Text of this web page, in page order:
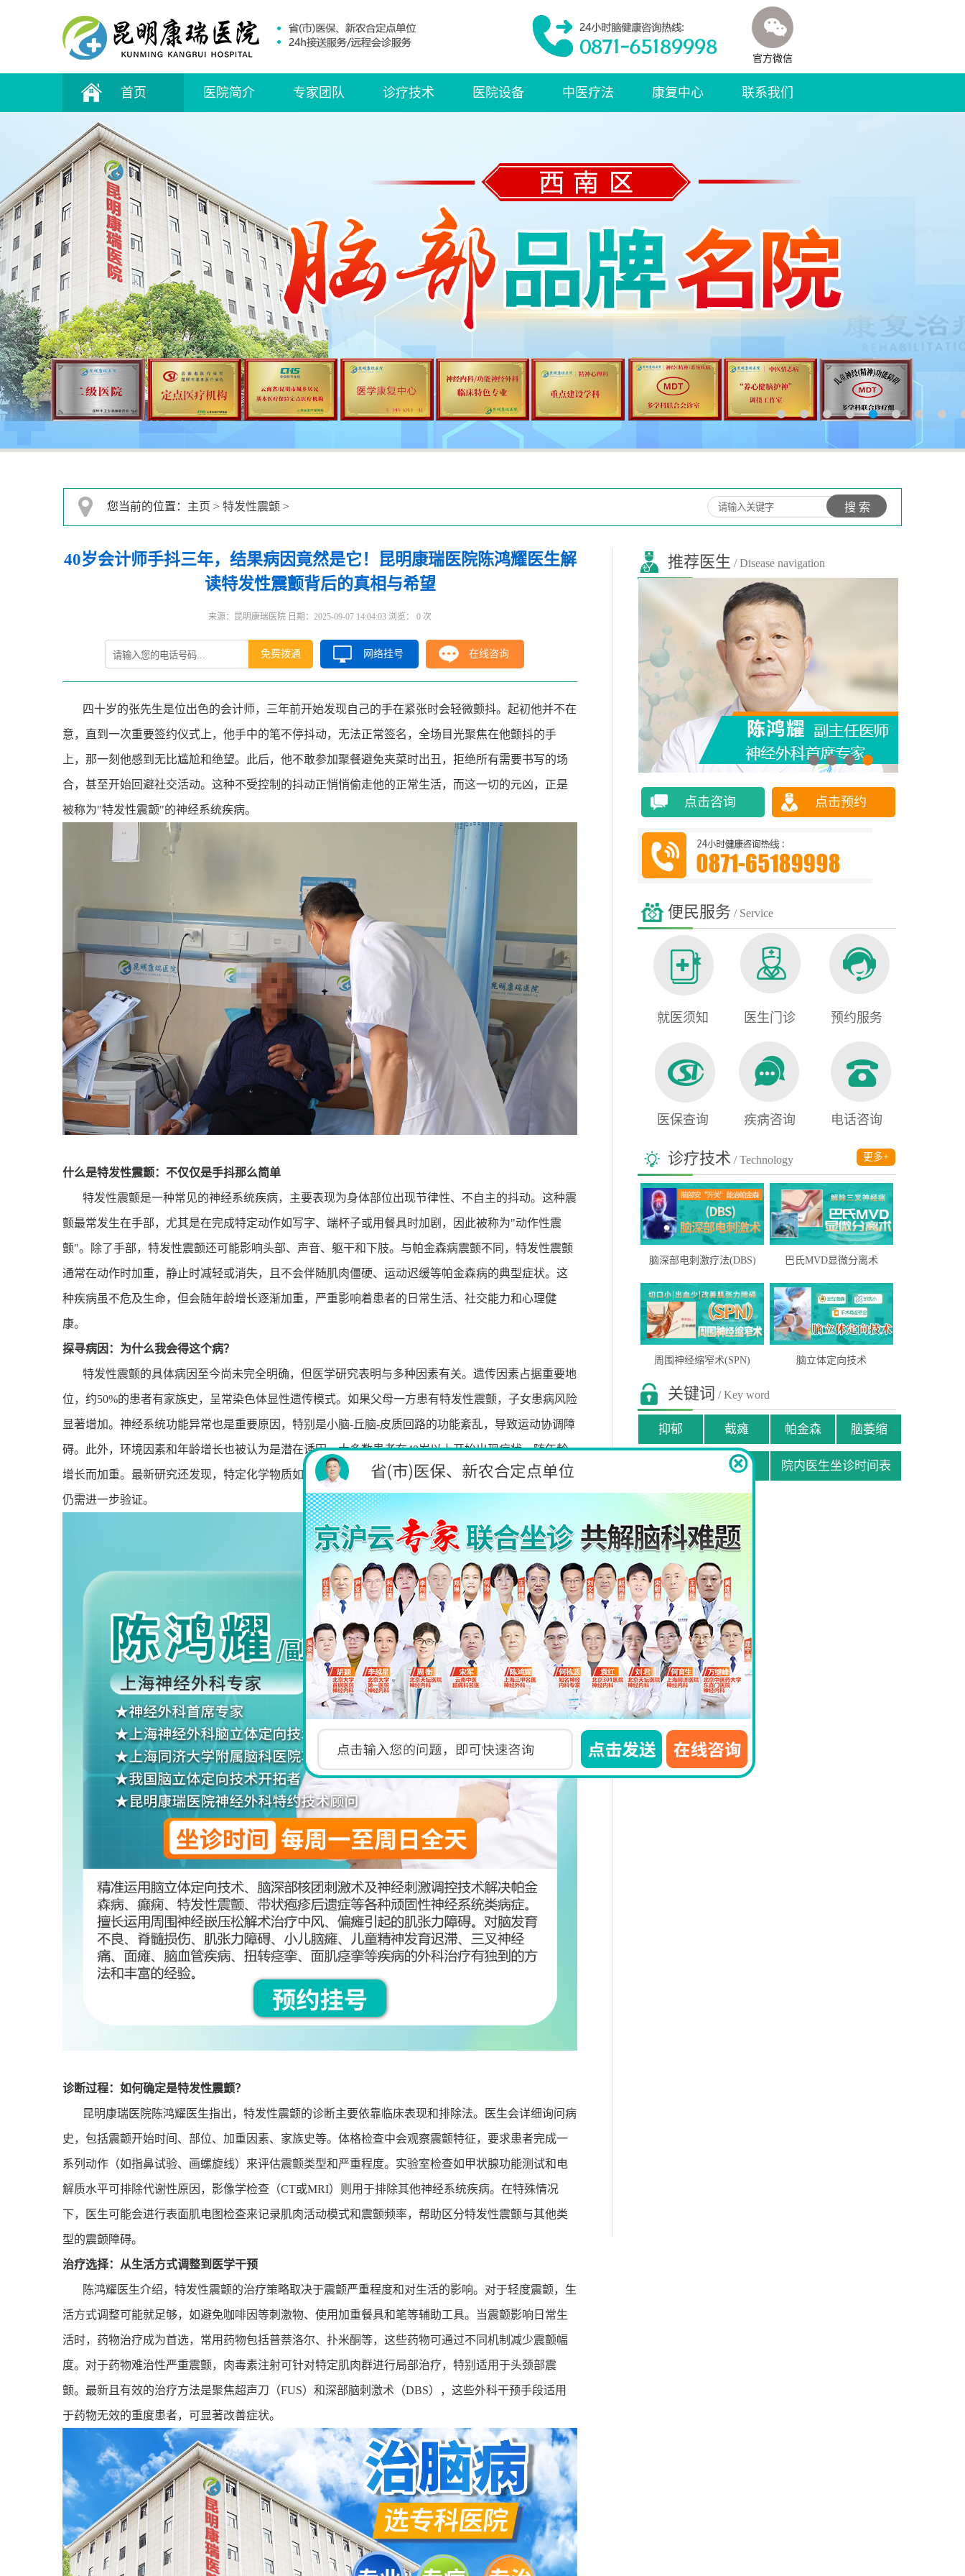
官方微信
首页 医院简介 专家团队 诊疗技术 医院设备 中医疗法 康复中心 联系我们
您当前的位置： 主页 > 特发性震颤 >
40岁会计师手抖三年，结果病因竟然是它！昆明康瑞医院陈鸿耀医生解
读特发性震颤背后的真相与希望
来源：昆明康瑞医院 日期：2025-09-07 14:04:03 浏览： 0 次
免费拨通 网络挂号 在线咨询
四十岁的张先生是位出色的会计师，三年前开始发现自己的手在紧张时会轻微颤抖。起初他并不在
意，直到一次重要签约仪式上，他手中的笔不停抖动，无法正常签名，全场目光聚焦在他颤抖的手
上，那一刻他感到无比尴尬和绝望。此后，他不敢参加聚餐避免夹菜时出丑，拒绝所有需要书写的场
合，甚至开始回避社交活动。这种不受控制的抖动正悄悄偷走他的正常生活，而这一切的元凶，正是
被称为"特发性震颤"的神经系统疾病。
什么是特发性震颤：不仅仅是手抖那么简单
特发性震颤是一种常见的神经系统疾病，主要表现为身体部位出现节律性、不自主的抖动。这种震
颤最常发生在手部，尤其是在完成特定动作如写字、端杯子或用餐具时加剧，因此被称为"动作性震
颤"。除了手部，特发性震颤还可能影响头部、声音、躯干和下肢。与帕金森病震颤不同，特发性震颤
通常在动作时加重，静止时减轻或消失，且不会伴随肌肉僵硬、运动迟缓等帕金森病的典型症状。这
种疾病虽不危及生命，但会随年龄增长逐渐加重，严重影响着患者的日常生活、社交能力和心理健
康。
探寻病因：为什么我会得这个病？
特发性震颤的具体病因至今尚未完全明确，但医学研究表明与多种因素有关。遗传因素占据重要地
位，约50%的患者有家族史，呈常染色体显性遗传模式。如果父母一方患有特发性震颤，子女患病风险
显著增加。神经系统功能异常也是重要原因，特别是小脑- 丘脑-皮质回路的功能紊乱，导致运动协调障
碍。此外，环境因素和年龄增长也被认为是潜在诱因，大多数患者在40岁以上开始出现症状，随年龄
增长而加重。最新研究还发现，特定化学物质如β 卡罗林碱可能与易感人群发生特发性震颤有关，但这
仍需进一步验证。
诊断过程：如何确定是特发性震颤？
昆明康瑞医院陈鸿耀医生指出，特发性震颤的诊断主要依靠临床表现和排除法。医生会详细询问病
史，包括震颤开始时间、部位、加重因素、家族史等。体格检查中会观察震颤特征，要求患者完成一
系列动作（如指鼻试验、画螺旋线）来评估震颤类型和严重程度。实验室检查如甲状腺功能测试和电
解质水平可排除代谢性原因，影像学检查（CT或MRI）则用于排除其他神经系统疾病。在特殊情况
下，医生可能会进行表面肌电图检查来记录肌肉活动模式和震颤频率，帮助区分特发性震颤与其他类
型的震颤障碍。
治疗选择：从生活方式调整到医学干预
陈鸿耀医生介绍，特发性震颤的治疗策略取决于震颤严重程度和对生活的影响。对于轻度震颤，生
活方式调整可能就足够，如避免咖啡因等刺激物、使用加重餐具和笔等辅助工具。当震颤影响日常生
活时，药物治疗成为首选，常用药物包括普萘洛尔、扑米酮等，这些药物可通过不同机制减少震颤幅
度。对于药物难治性严重震颤，肉毒素注射可针对特定肌肉群进行局部治疗，特别适用于头颈部震
颤。最新且有效的治疗方法是聚焦超声刀（FUS）和深部脑刺激术（DBS），这些外科干预手段适用
于药物无效的重度患者，可显著改善症状。
推荐医生 / Disease navigation
点击咨询 点击预约
便民服务 / Service
就医须知 医生门诊 预约服务
医保查询 疾病咨询 电话咨询
诊疗技术 / Technology 更多+
脑深部电刺激疗法(DBS) 巴氏MVD显微分离术
周围神经缩窄术(SPN) 脑立体定向技术
关键词 / Key word
抑郁 截瘫 帕金森 脑萎缩
贫困患者援助申请 院内医生坐诊时间表